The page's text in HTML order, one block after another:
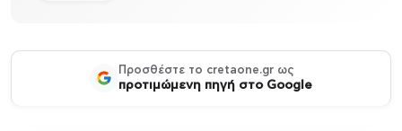
Προσθέστε το cretaone.gr ως
προτιμώμενη πηγή στο Google